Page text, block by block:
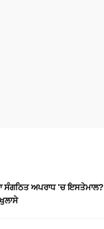
ਸੰਗਠਿਤ ਅਪਰਾਧ 'ਚ ਇਸਤੇਮਾਲ?